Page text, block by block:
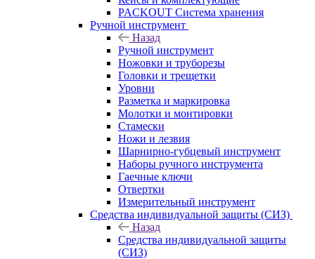
PACKOUT Система хранения
Ручной инструмент
Назад
Ручной инструмент
Ножовки и труборезы
Головки и трещетки
Уровни
Разметка и маркировка
Молотки и монтировки
Стамески
Ножи и лезвия
Шарнирно-губцевый инструмент
Наборы ручного инструмента
Гаечные ключи
Отвертки
Измерительный инструмент
Средства индивидуальной защиты (СИЗ)
Назад
Средства индивидуальной защиты
(СИЗ)